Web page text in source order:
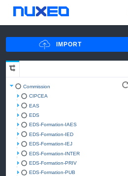
Commission
CIPCEA
EAS
EDS
EDS-Formation-IAES
EDS-Formation-IED
EDS-Formation-IEJ
EDS-Formation-INTER
EDS-Formation-PRIV
EDS-Formation-PUB